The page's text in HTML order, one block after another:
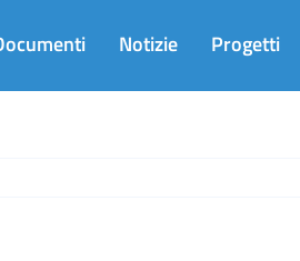
Notizie Progetti